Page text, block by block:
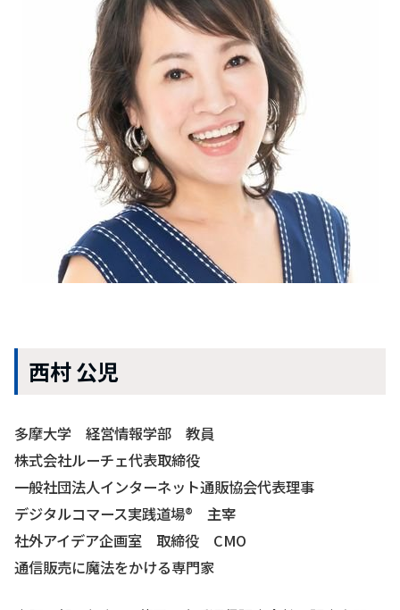
西村 公児
多摩大学 経営情報学部 教員
株式会社ルーチェ代表取締役
一般社団法人インターネット通販協会代表理事
デジタルコマース実践道場®️ 主宰
社外アイデア企画室 取締役 CMO
通信販売に魔法をかける専門家